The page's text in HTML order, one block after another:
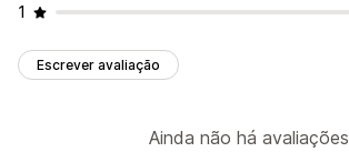
1
Escrever avaliação
Ainda não há avaliações